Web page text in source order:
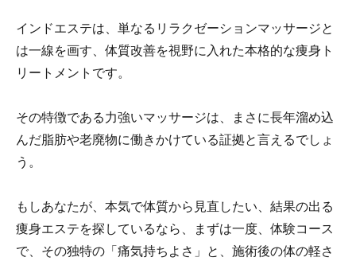
インドエステは、単なるリラクゼーションマッサージと
は一線を画す、体質改善を視野に入れた本格的な痩身ト
リートメントです。
その特徴である力強いマッサージは、まさに長年溜め込
んだ脂肪や老廃物に働きかけている証拠と言えるでしょ
う。
もしあなたが、本気で体質から見直したい、結果の出る
痩身エステを探しているなら、まずは一度、体験コース
で、その独特の「痛気持ちよさ」と、施術後の体の軽さ